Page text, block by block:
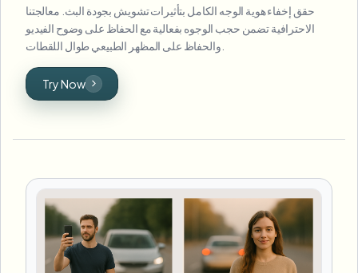
حقق إخفاء هوية الوجه الكامل بتأثيرات تشويش بجودة البث. معالجتنا
الاحترافية تضمن حجب الوجوه بفعالية مع الحفاظ على وضوح الفيديو
Try Now